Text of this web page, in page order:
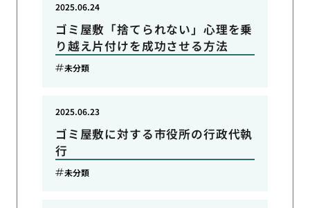
ゴミ屋敷「捨てられない」心理を乗
り越え片付けを成功させる方法
2025.06.24
未分類
ゴミ屋敷に対する市役所の行政代執
行
2025.06.23
未分類